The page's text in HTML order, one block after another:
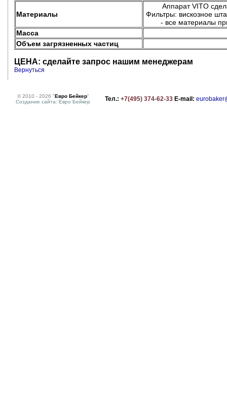
Материалы
Аппарат VITO
Фильтры: вискозное
- все материалы
Масса
Объем загрязненных частиц
ЦЕНА: сделайте запрос нашим менеджерам
Вернуться
© 2010 - 2026 "Евро Бейкер"
Создание сайта: Евро Бейкер
Тел.: +7(495) 374-62-33 E-mail: